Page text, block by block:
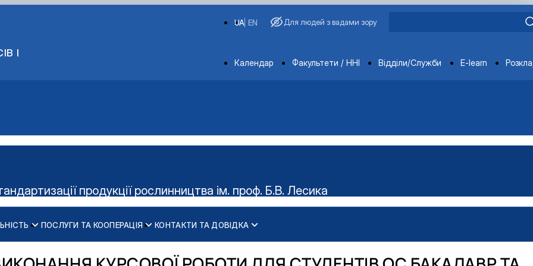
І
EN
UA Для людей з вадами зору
Departments
Календар Факультети / ННІ Відділи/Служби E-learn
продукції рослинництва ім. проф. Б.В. Лесика
Керівництво гуртка
ПОСЛУГИ ТА КООПЕРАЦІЯ КОНТАКТИ ТА ДОВІДКА